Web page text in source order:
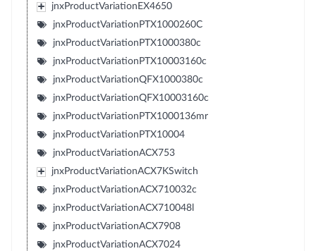
jnxProductVariationEX4650
jnxProductVariationPTX1000260C
jnxProductVariationPTX1000380c
jnxProductVariationPTX10003160c
jnxProductVariationQFX1000380c
jnxProductVariationQFX10003160c
jnxProductVariationPTX1000136mr
jnxProductVariationPTX10004
jnxProductVariationACX753
jnxProductVariationACX7KSwitch
jnxProductVariationACX710032c
jnxProductVariationACX710048l
jnxProductVariationACX7908
jnxProductVariationACX7024